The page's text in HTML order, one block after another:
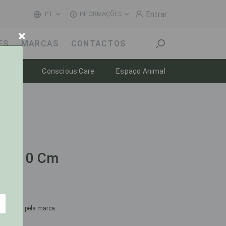
PT INFORMAÇÕES Entrar
MARCAS CONTACTOS
Toggle dropdown
Conscious Care Toggle dropdown
Espaço Animal Toggle
Cm
pela marca.
×